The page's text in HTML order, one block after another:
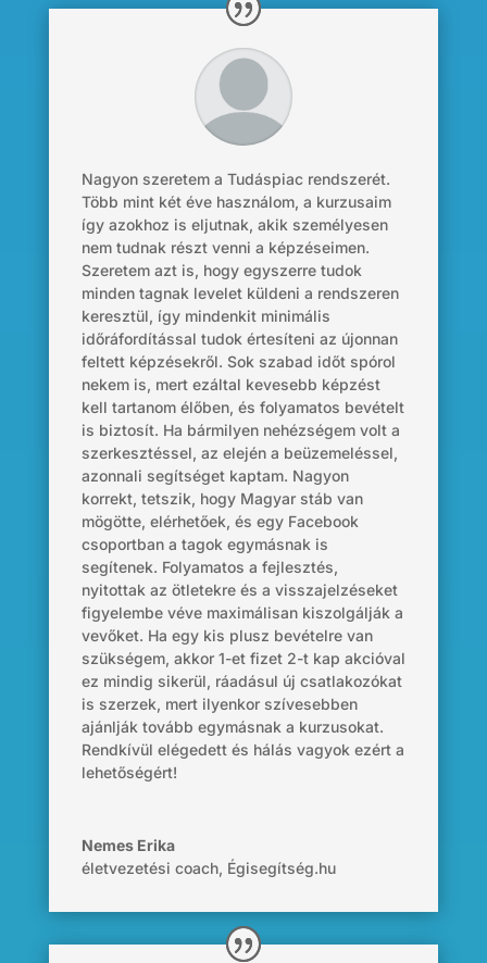
Nagyon szeretem a Tudáspiac rendszerét.
Több mint két éve használom, a kurzusaim
így azokhoz is eljutnak, akik személyesen
nem tudnak részt venni a képzéseimen.
Szeretem azt is, hogy egyszerre tudok
minden tagnak levelet küldeni a rendszeren
keresztül, így mindenkit minimális
időráfordítással tudok értesíteni az újonnan
feltett képzésekről. Sok szabad időt spórol
nekem is, mert ezáltal kevesebb képzést
kell tartanom élőben, és folyamatos bevételt
is biztosít. Ha bármilyen nehézségem volt a
szerkesztéssel, az elején a beüzemeléssel,
azonnali segítséget kaptam. Nagyon
korrekt, tetszik, hogy Magyar stáb van
mögötte, elérhetőek, és egy Facebook
csoportban a tagok egymásnak is
segítenek. Folyamatos a fejlesztés,
nyitottak az ötletekre és a visszajelzéseket
figyelembe véve maximálisan kiszolgálják a
vevőket. Ha egy kis plusz bevételre van
szükségem, akkor 1-et fizet 2-t kap akcióval
ez mindig sikerül, ráadásul új csatlakozókat
is szerzek, mert ilyenkor szívesebben
ajánlják tovább egymásnak a kurzusokat.
Rendkívül elégedett és hálás vagyok ezért a
lehetőségért!
Nemes Erika
életvezetési coach, Égisegítség.hu